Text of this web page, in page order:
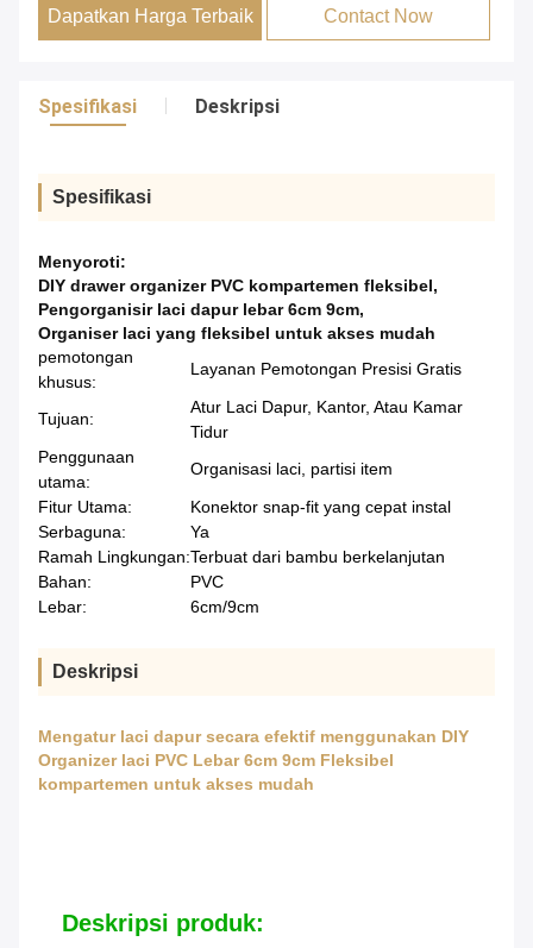
Dapatkan Harga Terbaik Contact Now
Spesifikasi Deskripsi
Spesifikasi
Menyoroti:
DIY drawer organizer PVC kompartemen fleksibel,
Pengorganisir laci dapur lebar 6cm 9cm,
Organiser laci yang fleksibel untuk akses mudah
pemotongan
khusus:
Layanan Pemotongan Presisi Gratis
Tujuan:
Atur Laci Dapur, Kantor, Atau Kamar
Tidur
Penggunaan
utama:
Organisasi laci, partisi item
Fitur Utama:
Konektor snap-fit ​​yang cepat instal
Serbaguna:
Ya
Ramah Lingkungan:Terbuat dari bambu berkelanjutan
Bahan:
PVC
Lebar:
6cm/9cm
Deskripsi
Mengatur laci dapur secara efektif menggunakan DIY
Organizer laci PVC Lebar 6cm 9cm Fleksibel
kompartemen untuk akses mudah
Deskripsi produk: